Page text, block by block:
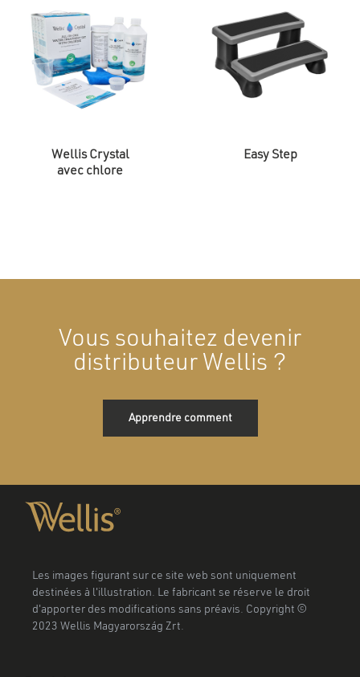
Wellis Crystal
avec chlore
Easy Step
Vous souhaitez devenir
distributeur Wellis ?
Apprendre comment
Les images figurant sur ce site web sont uniquement
destinées à l'illustration. Le fabricant se réserve le droit
d'apporter des modifications sans préavis. Copyright ©
2023 Wellis Magyarország Zrt.